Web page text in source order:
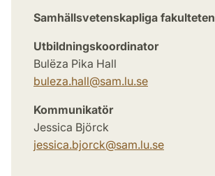
Samhällsvetenskapliga fakulteten
Utbildningskoordinator
Bulëza Pika Hall
buleza.hall@sam.lu.se
Kommunikatör
Jessica Björck
jessica.bjorck@sam.lu.se